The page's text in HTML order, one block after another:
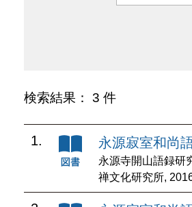
検索結果： 3 件
1. 永源寂室和尚
永源寺開山語録研
禅文化研究所,